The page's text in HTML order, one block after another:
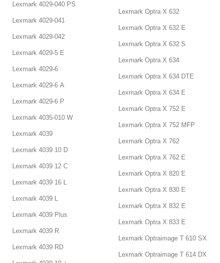
Lexmark 4029-040 PS
Lexmark 4029-041
Lexmark 4029-042
Lexmark 4029-5 E
Lexmark 4029-6
Lexmark 4029-6 A
Lexmark 4029-6 P
Lexmark 4035-010 W
Lexmark 4039
Lexmark 4039 10 D
Lexmark 4039 12 C
Lexmark 4039 16 L
Lexmark 4039 L
Lexmark 4039 Plus
Lexmark 4039 R
Lexmark 4039 RD
Lexmark Optra X 632
Lexmark Optra X 632 E
Lexmark Optra X 632 S
Lexmark Optra X 634
Lexmark Optra X 634 DTE
Lexmark Optra X 634 E
Lexmark Optra X 752 E
Lexmark Optra X 752 MFP
Lexmark Optra X 762
Lexmark Optra X 762 E
Lexmark Optra X 820 E
Lexmark Optra X 830 E
Lexmark Optra X 832 E
Lexmark Optra X 833 E
Lexmark Optraimage T 610 SX
Lexmark Optraimage T 614 DX